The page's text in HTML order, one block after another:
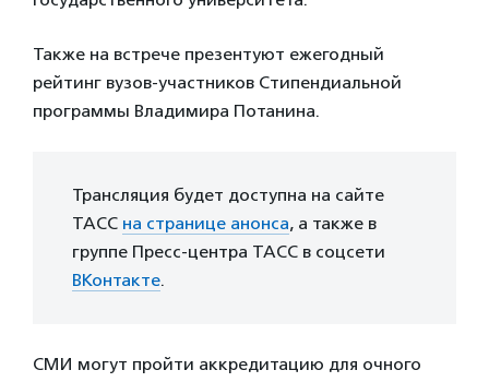
Также на встрече презентуют ежегодный
рейтинг вузов-участников Стипендиальной
программы Владимира Потанина.
Трансляция будет доступна на сайте
ТАСС на странице анонса, а также в
группе Пресс-центра ТАСС в соцсети
ВКонтакте.
СМИ могут пройти аккредитацию для очного